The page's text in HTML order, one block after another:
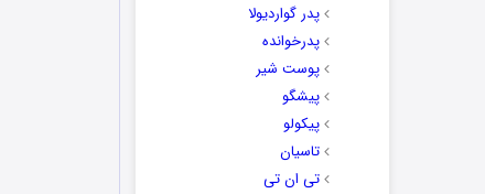
پدر گواردیولا
پدرخوانده
پوست شیر
پیشگو
پیکولو
تاسیان
تی ان تی